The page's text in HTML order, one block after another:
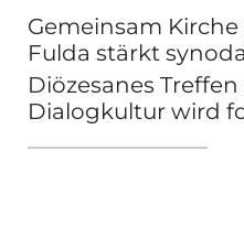
Gemeinsam
Fulda stärkt
Diözesanes
Dialogkultur wird